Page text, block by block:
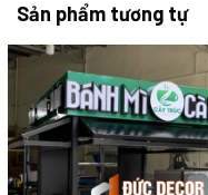
Sản phẩm tương tự